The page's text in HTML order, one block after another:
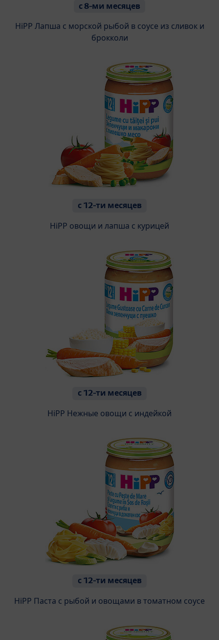
с 8-ми месяцев
HiPP Лапша с морской рыбой в соусе из сливок и
брокколи
с 12-ти месяцев
HiPP овощи и лапша с курицей
с 12-ти месяцев
HiPP Нежные овощи с индейкой
с 12-ти месяцев
HiPP Паста с рыбой и овощами в томатном соусе